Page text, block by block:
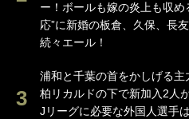
ー！ボールも嫁の炎上も収め
応”に新婚の板倉、久保、長
続々エール！
浦和と千葉の首をかしげる主
柏リカルドの下で新加入2人
Jリーグに必要な外国人選手